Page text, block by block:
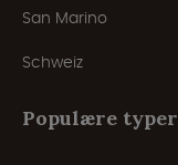
San Marino
Schweiz
Populære typer